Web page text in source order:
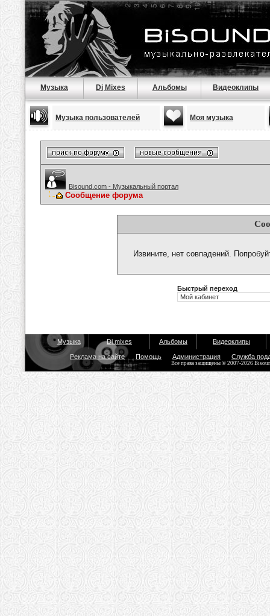
Музыка Dj Mixes Альбомы Видеоклипы
Музыка пользователей Моя музыка
Bisound.com - Музыкальный портал
Сообщение форума
Извините, нет совпадений.
Быстрый переход
Музыка Dj mixes Альбомы Видеоклипы
Реклама на сайте Помощь Администрация Служба
Все права защищены © 2007-2026